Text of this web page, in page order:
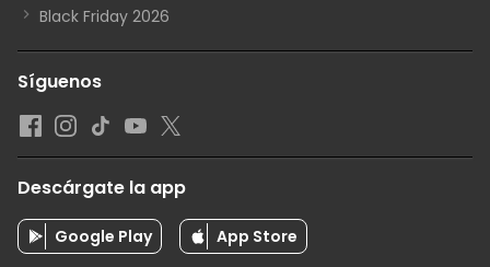
Black Friday 2026
Síguenos
Descárgate la app
Google Play App Store